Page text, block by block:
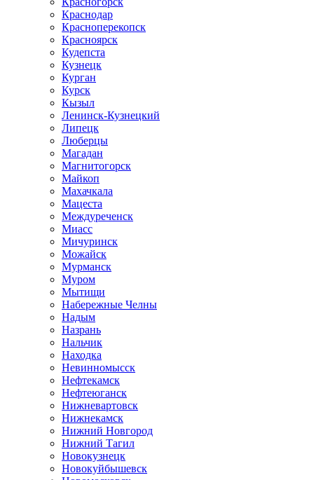
Краснодар
Красноперекопск
Красноярск
Кудепста
Кузнецк
Курган
Курск
Кызыл
Ленинск-Кузнецкий
Липецк
Люберцы
Магадан
Магнитогорск
Майкоп
Махачкала
Мацеста
Междуреченск
Миасс
Мичуринск
Можайск
Мурманск
Муром
Мытищи
Набережные Челны
Надым
Назрань
Нальчик
Находка
Невинномысск
Нефтекамск
Нефтеюганск
Нижневартовск
Нижнекамск
Нижний Новгород
Нижний Тагил
Новокузнецк
Новокуйбышевск